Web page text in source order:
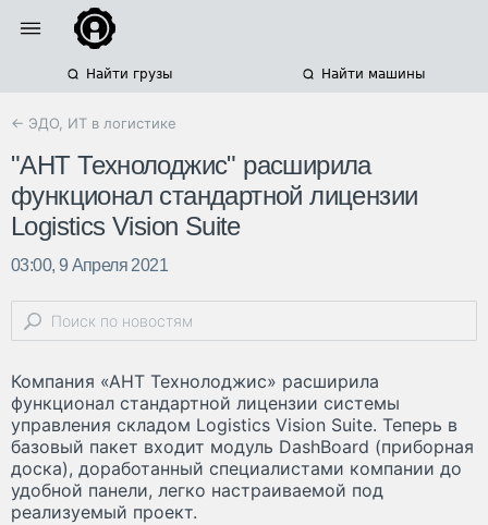
Найти грузы Найти машины
← ЭДО, ИТ в логистике
"АНТ Технолоджис" расширила
функционал стандартной лицензии
Logistics Vision Suite
03:00, 9 Апреля 2021
Компания «АНТ Технолоджис» расширила
функционал стандартной лицензии системы
управления складом Logistics Vision Suite. Теперь в
базовый пакет входит модуль DashBoard (приборная
доска), доработанный специалистами компании до
удобной панели, легко настраиваемой под
реализуемый проект.